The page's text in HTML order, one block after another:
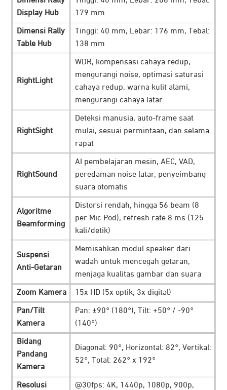
LogitechRally Plus direkomendasikan untuk pengunaan
ruangan berskala besar melalui perangkat USB dan
menjangkau hingga 46 orang peserta. Perangkat memiliki
kemampuan zoom hingga total 15x (terdiri dari 5x optik
dan 3x digital). Adanya dukungan teknologi RightSense,
menjadikan semua meeting berjalan dengan baik dan
meningkatkan pengalaman penggunaan.
Dapat Diintegrasikan dengan 7 Mic Pad
Dengan kemampuan menambahkan hingga 7 unit mic
pod, perangkat ini mampu menjangkau peserta dalam
jumlah besar tanpa mengorbankan kualitas suara. Setiap
mic pod dilengkapi dengan tombol mute yang mudah
dijangkau, sehingga memudahkan peserta dalam
mengatur privasi suara mereka saat meeting
berlangsung dan menyalakan kembali saat diperlukan.
Display Hub
179 mm
Dimensi Rally
Table Hub
Tinggi: 40 mm, Lebar: 176 mm, Tebal:
138 mm
RightLight
WDR, kompensasi cahaya redup,
mengurangi noise, optimasi saturasi
cahaya redup, warna kulit alami,
mengurangi cahaya latar
RightSight
Deteksi manusia, auto-frame saat
mulai, sesuai permintaan, dan selama
rapat
RightSound
AI pembelajaran mesin, AEC, VAD,
peredaman noise latar, penyeimbang
suara otomatis
Algoritme
Beamforming
Distorsi rendah, hingga 56 beam (8
per Mic Pod), refresh rate 8 ms (125
kali/detik)
Suspensi
Anti-Getaran
Memisahkan modul speaker dari
wadah untuk mencegah getaran,
menjaga kualitas gambar dan suara
Zoom Kamera 15x HD (5x optik, 3x digital)
Pan/Tilt
Kamera
Pan: ±90° (180°), Tilt: +50° / -90°
(140°)
Bidang
Pandang
Kamera
Diagonal: 90°, Horizontal: 82°, Vertikal:
52°, Total: 262° x 192°
Resolusi
@30fps: 4K, 1440p, 1080p, 900p,